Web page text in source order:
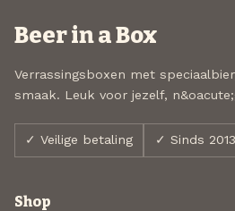
Beer in a Box
Verrassingsboxen met
smaak. Leuk voor jezelf,
✓ Veilige betaling ✓ Sinds 2013
Shop